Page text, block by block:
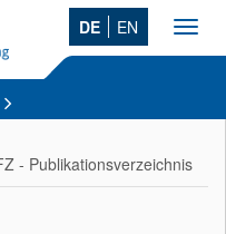
DE EN
- Publikationsverzeichnis